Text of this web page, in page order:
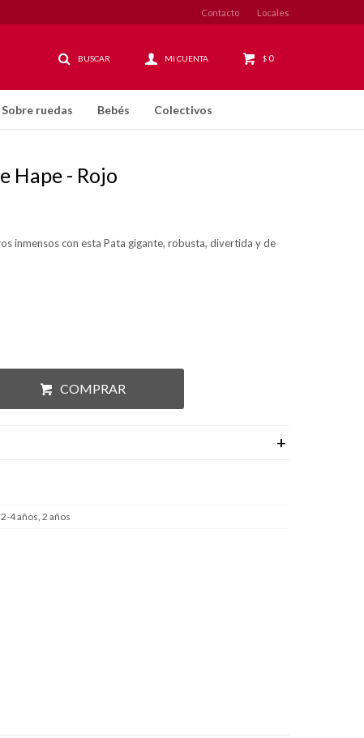
Sobre ruedas Bebés Colectivos
$ 0
Contacto Locales
Hape - Rojo
inmensos con esta Pata gigante, robusta, divertida y de
COMPRAR
4 años, 2 años